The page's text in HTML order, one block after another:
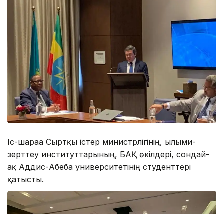
Іс-шараға Сыртқы істер министрлігінің, ғылыми-
зерттеу институттарының, БАҚ өкілдері, сондай-
ақ Аддис-Абеба университетінің студенттері
қатысты.